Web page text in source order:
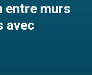
entre murs
avec